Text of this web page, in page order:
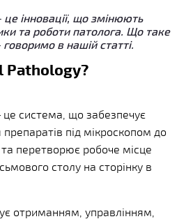
інновації, що змінюють
та роботи патолога. Що таке
в нашій статті.
Pathology?
це система, що забезпечує
препаратів під мікроскопом до
перетворює робоче місце
столу на сторінку в
отриманням, управлінням,